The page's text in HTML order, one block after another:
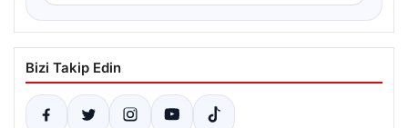
Bizi Takip Edin